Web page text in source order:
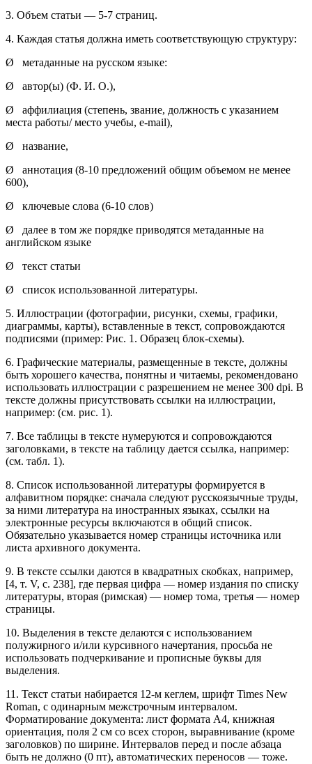
3. Объем статьи — 5-7 страниц.
4. Каждая статья должна иметь соответствующую структуру:
Ø метаданные на русском языке:
Ø автор(ы) (Ф. И. О.),
Ø аффилиация (степень, звание, должность с указанием
места работы/ место учебы, e-mail),
Ø название,
Ø аннотация (8-10 предложений общим объемом не менее
600),
Ø ключевые слова (6-10 слов)
Ø далее в том же порядке приводятся метаданные на
английском языке
Ø текст статьи
Ø список использованной литературы.
5. Иллюстрации (фотографии, рисунки, схемы, графики,
диаграммы, карты), вставленные в текст, сопровождаются
подписями (пример: Рис. 1. Образец блок-схемы).
6. Графические материалы, размещенные в тексте, должны
быть хорошего качества, понятны и читаемы, рекомендовано
использовать иллюстрации с разрешением не менее 300 dpi. В
тексте должны присутствовать ссылки на иллюстрации,
например: (см. рис. 1).
7. Все таблицы в тексте нумеруются и сопровождаются
заголовками, в тексте на таблицу дается ссылка, например:
(см. табл. 1).
8. Список использованной литературы формируется в
алфавитном порядке: сначала следуют русскоязычные труды,
за ними литература на иностранных языках, ссылки на
электронные ресурсы включаются в общий список.
Обязательно указывается номер страницы источника или
листа архивного документа.
9. В тексте ссылки даются в квадратных скобках, например,
[4, т. V, с. 238], где первая цифра — номер издания по списку
литературы, вторая (римская) — номер тома, третья — номер
страницы.
10. Выделения в тексте делаются с использованием
полужирного и/или курсивного начертания, просьба не
использовать подчеркивание и прописные буквы для
выделения.
11. Текст статьи набирается 12-м кеглем, шрифт Times New
Roman, с одинарным межстрочным интервалом.
Форматирование документа: лист формата А4, книжная
ориентация, поля 2 см со всех сторон, выравнивание (кроме
заголовков) по ширине. Интервалов перед и после абзаца
быть не должно (0 пт), автоматических переносов — тоже.